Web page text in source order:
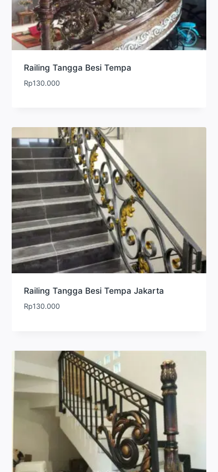
Railing Tangga Besi Tempa
Rp130.000
Railing Tangga Besi Tempa Jakarta
Rp130.000